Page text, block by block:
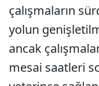
çalışmaların
yolun
ancak
mesai saatleri